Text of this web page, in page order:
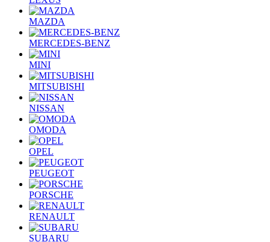
MAZDA
MERCEDES-BENZ
MINI
MITSUBISHI
NISSAN
OMODA
OPEL
PEUGEOT
PORSCHE
RENAULT
SUBARU